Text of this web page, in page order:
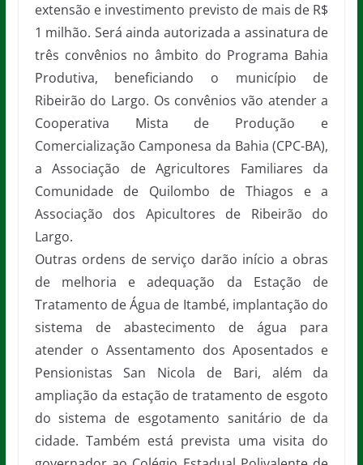
extensão e investimento previsto de mais de R$
1 milhão. Será ainda autorizada a assinatura de
três convênios no âmbito do Programa Bahia
Produtiva, beneficiando o município de
Ribeirão do Largo. Os convênios vão atender a
Cooperativa Mista de Produção e
Comercialização Camponesa da Bahia (CPC-BA),
a Associação de Agricultores Familiares da
Comunidade de Quilombo de Thiagos e a
Associação dos Apicultores de Ribeirão do
Largo.
Outras ordens de serviço darão início a obras
de melhoria e adequação da Estação de
Tratamento de Água de Itambé, implantação do
sistema de abastecimento de água para
atender o Assentamento dos Aposentados e
Pensionistas San Nicola de Bari, além da
ampliação da estação de tratamento de esgoto
do sistema de esgotamento sanitário de da
cidade. Também está prevista uma visita do